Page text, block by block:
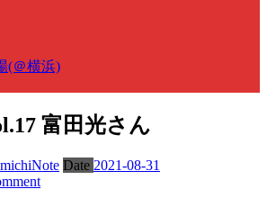
(＠横浜)
富田光さん
Date 2021-08-31